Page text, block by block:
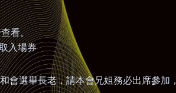
看。
入場券
會選舉長老，請本會兄姐務必出席參加，